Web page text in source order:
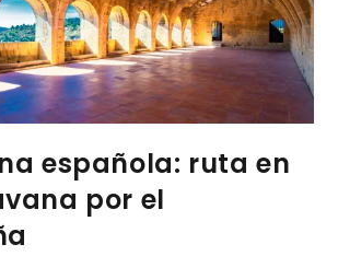
española: ruta en
por el